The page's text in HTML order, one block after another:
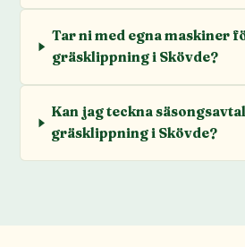
Tar ni med egna maskiner
gräsklippning i Skövde?
Kan jag teckna
gräsklippning i Skövde?